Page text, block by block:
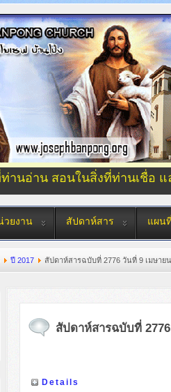
ท่านอ่าน สอนในสิ่งที่ท่านเชื่อ
วยงาน สัปดาห์สาร แผน
ปี 2017 สัปดาห์สารฉบับที่ 2776 วันที่ 9 เมษาย
สัปดาห์สารฉบับที่
Details